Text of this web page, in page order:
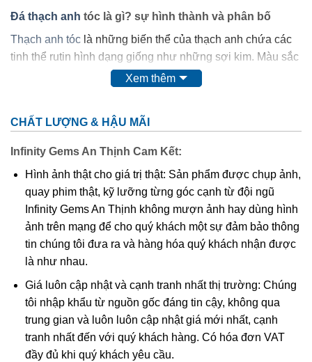
Đá thạch anh tóc là gì? sự hình thành và phân bố
Thạch anh tóc là những biến thể của thạch anh chứa các
tinh thể rutin hình dạng giống như những sợi kim. Màu sắc
của các tinh thể này có thể là màu đỏ, màu đen, và màu
ngành trang sức như làm chuỗi hạt và mặt nhẫn.
Đá thạch anh tóc được hình thành trong các hốc của đá
magma axit và đặc biệt chúng được hình thành trong mạch
pegmatite, thường cộng sinh với tourmaline, thạc anh tóc
nâu đồng, eryl, casiterit, feldspar.
Màu sắc: vàng kim, màu vàng ánh bạc, đỏ kim, màu đỏ ánh
bạc, đen kim, đen ánh bạc, xanh kim, xanh ánh bạc.
Ý nghĩa và công dụng của vòng đá Thạch Anh Tóc
Tam Tài
Đá thạch anh tóc tam tài được cấu thành chính từ loại
thạch anh tóc 3 màu (thường gồm màu đỏ, vàng, trắng và
Xem thêm
CHẤT LƯỢNG & HẬU MÃI
Infinity Gems An Thịnh Cam Kết:
Hình ảnh thật cho giá trị thật: Sản phẩm được chụp ảnh,
quay phim thật, kỹ lưỡng từng góc cạnh từ đội ngũ
Infinity Gems An Thịnh không mượn ảnh hay dùng hình
ảnh trên mạng để cho quý khách một sự đảm bảo thông
tin chúng tôi đưa ra và hàng hóa quý khách nhận được
là như nhau.
Giá luôn cập nhật và cạnh tranh nhất thị trường: Chúng
tôi nhập khẩu từ nguồn gốc đáng tin cậy, không qua
trung gian và luôn luôn cập nhật giá mới nhất, cạnh
tranh nhất đến với quý khách hàng. Có hóa đơn VAT
đầy đủ khi quý khách yêu cầu.